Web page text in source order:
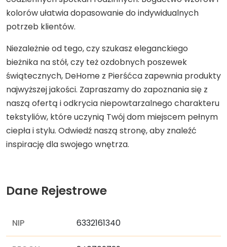
kolorów ułatwia dopasowanie do indywidualnych
potrzeb klientów.
Niezależnie od tego, czy szukasz eleganckiego
bieżnika na stół, czy też ozdobnych poszewek
świątecznych, DeHome z Pierśćca zapewnia produkty
najwyższej jakości. Zapraszamy do zapoznania się z
naszą ofertą i odkrycia niepowtarzalnego charakteru
tekstyliów, które uczynią Twój dom miejscem pełnym
ciepła i stylu. Odwiedź naszą stronę, aby znaleźć
inspirację dla swojego wnętrza.
Dane Rejestrowe
NIP 6332161340